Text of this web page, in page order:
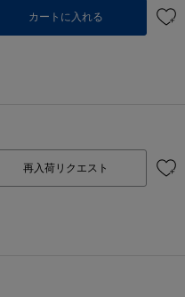
カートに入れる
再入荷リクエスト